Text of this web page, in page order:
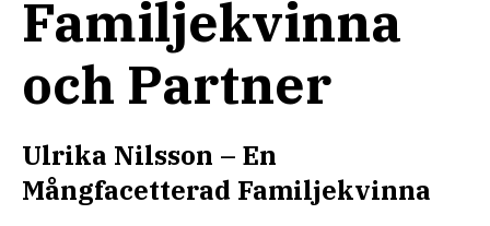
Familjekvinna
och Partner
Ulrika Nilsson – En
Mångfacetterad Familjekvinna